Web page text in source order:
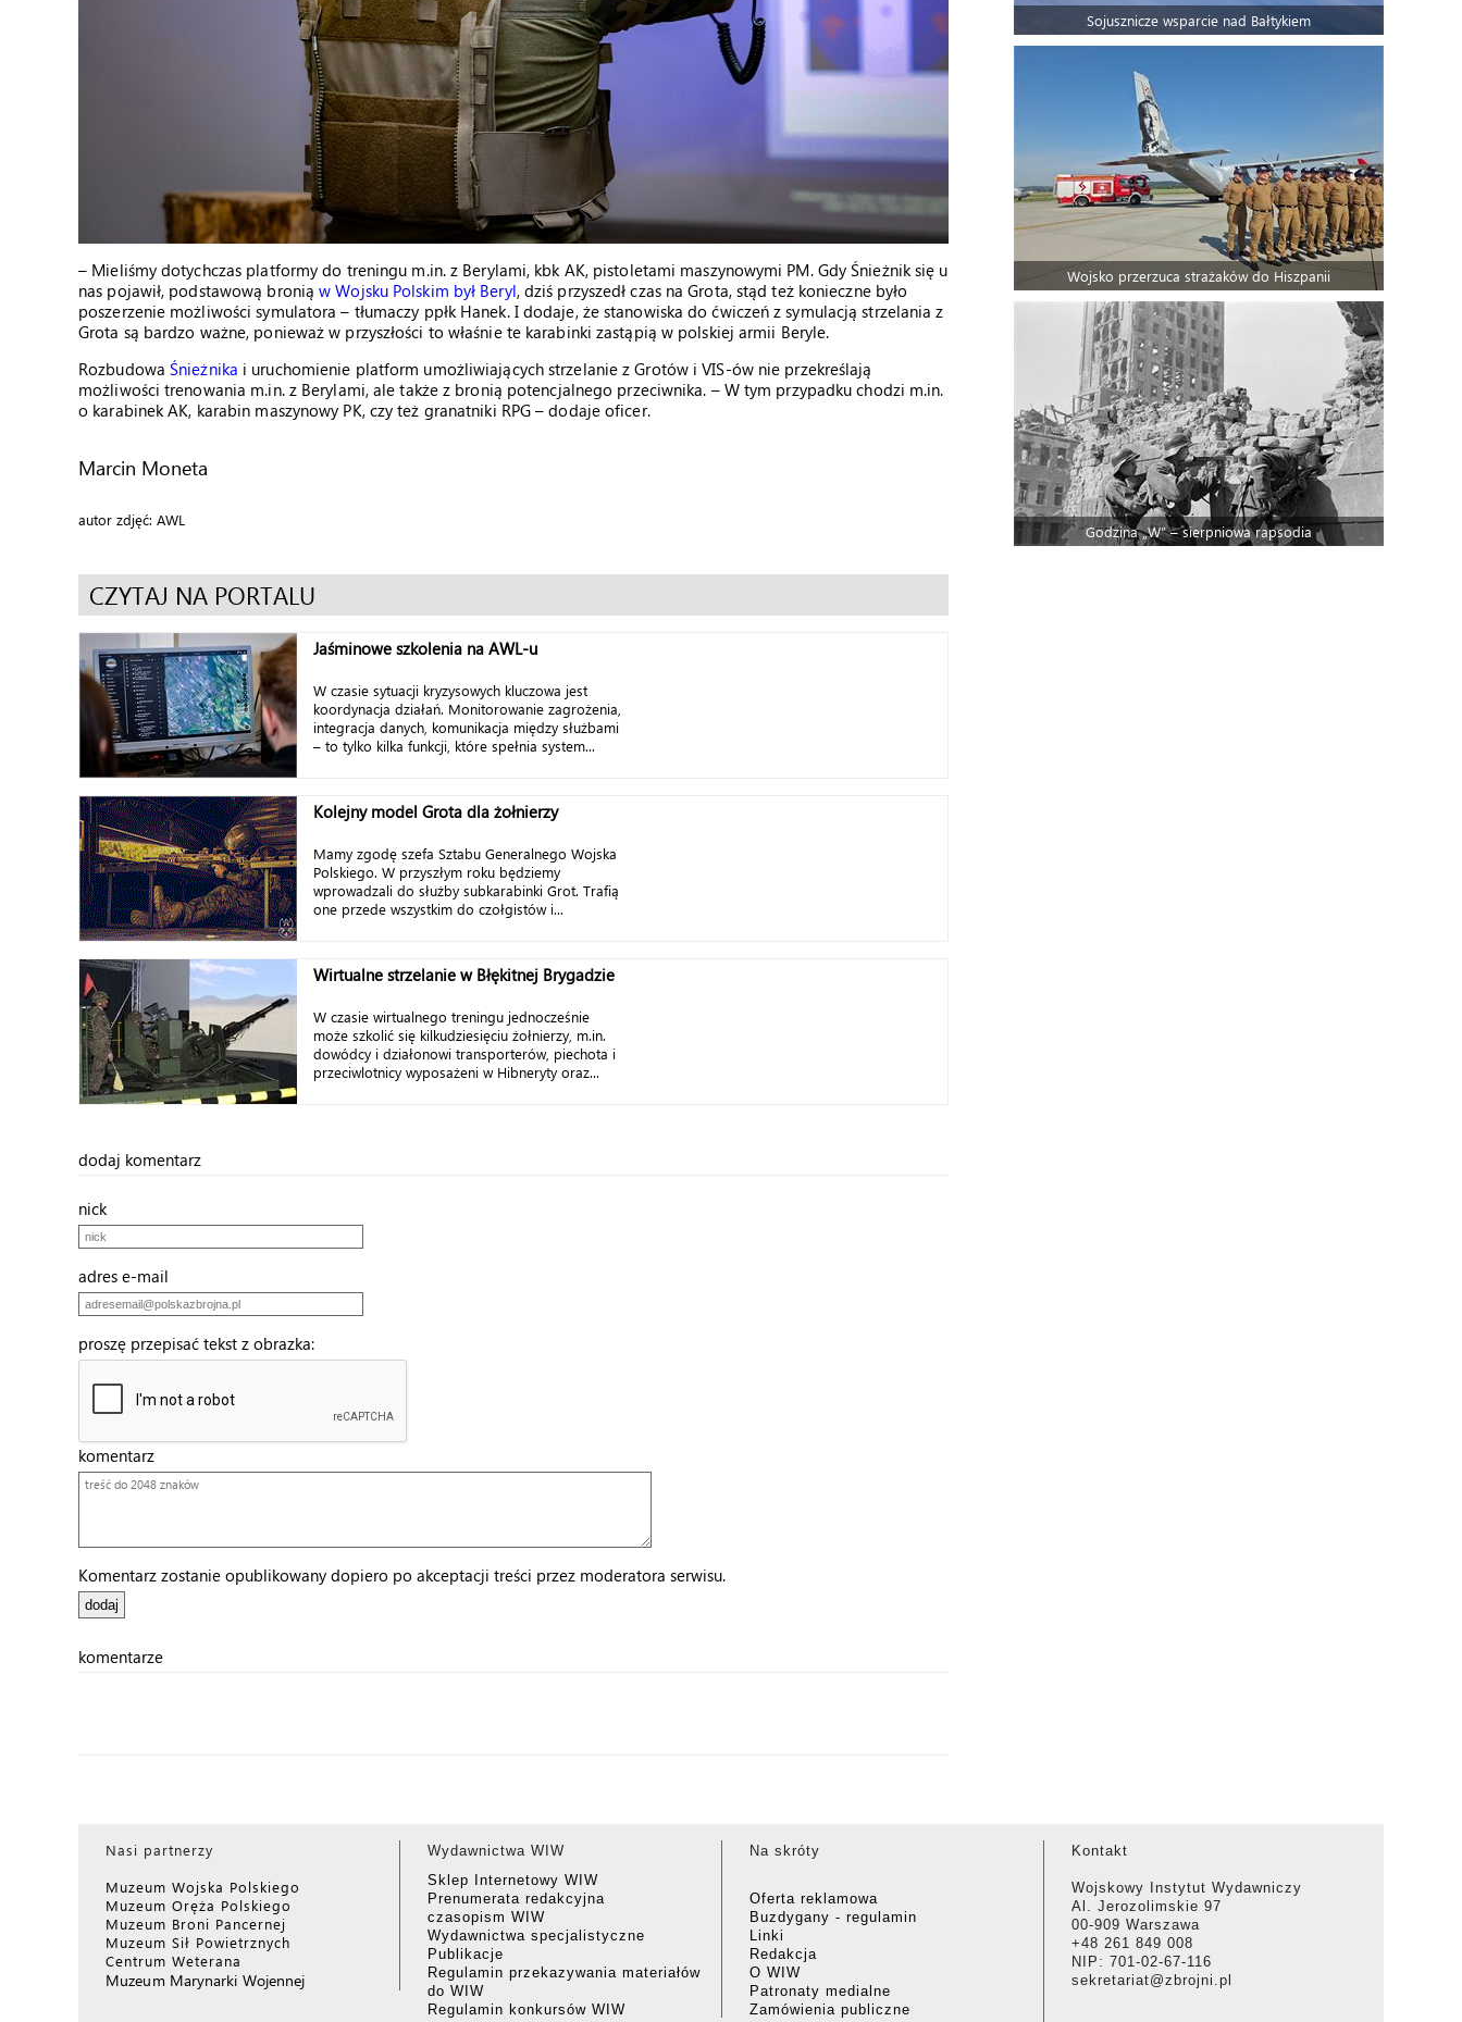
– Mieliśmy dotychczas platformy do treningu m.in. z Berylami, kbk AK, pistoletami maszynowymi PM. Gdy Śnieżnik się u
nas pojawił, podstawową broniąw Wojsku Polskim był Beryl, dziś przyszedł czas na Grota, stąd też konieczne było
poszerzenie możliwości symulatora – tłumaczy ppłk Hanek. I dodaje, że stanowiska do ćwiczeń z symulacją strzelania z
Grota są bardzo ważne, ponieważ w przyszłości to właśnie te karabinki zastąpią w polskiej armii Beryle.
Rozbudowa Śnieżnika i uruchomienie platform umożliwiających strzelanie z Grotów i VIS-ów nie przekreślają
możliwości trenowania m.in. z Berylami, ale także z bronią potencjalnego przeciwnika. – W tym przypadku chodzi m.in.
o karabinek AK, karabin maszynowy PK, czy też granatniki RPG – dodaje oficer.
Marcin Moneta
autor zdjęć: AWL
CZYTAJ NA PORTALU
Jaśminowe szkolenia na AWL-u
W czasie sytuacji kryzysowych kluczowa jest
koordynacja działań. Monitorowanie zagrożenia,
integracja danych, komunikacja między służbami
– to tylko kilka funkcji, które spełnia system...
Kolejny model Grota dla żołnierzy
Mamy zgodę szefa Sztabu Generalnego Wojska
Polskiego. W przyszłym roku będziemy
wprowadzali do służby subkarabinki Grot. Trafią
one przede wszystkim do czołgistów i...
Wirtualne strzelanie w Błękitnej Brygadzie
W czasie wirtualnego treningu jednocześnie
może szkolić się kilkudziesięciu żołnierzy, m.in.
dowódcy i działonowi transporterów, piechota i
przeciwlotnicy wyposażeni w Hibneryty oraz...
dodaj komentarz
nick
adres e-mail
proszę przepisać tekst z obrazka:
komentarz
Komentarz zostanie opublikowany dopiero po akceptacji treści przez moderatora serwisu.
komentarze
Sojusznicze wsparcie nad Bałtykiem
Wojsko przerzuca strażaków do Hiszpanii
Godzina „W” – sierpniowa rapsodia
Nasi partnerzy
Muzeum Wojska Polskiego
Muzeum Oręża Polskiego
Muzeum Broni Pancernej
Muzeum Sił Powietrznych
Centrum Weterana
Muzeum Marynarki Wojennej
Wydawnictwa WIW
Sklep Internetowy WIW
Prenumerata redakcyjna
czasopism WIW
Wydawnictwa specjalistyczne
Publikacje
Regulamin przekazywania materiałów
do WIW
Regulamin konkursów WIW
Na skróty
Oferta reklamowa
Buzdygany - regulamin
Linki
Redakcja
O WIW
Patronaty medialne
Zamówienia publiczne
Kontakt
Wojskowy Instytut Wydawniczy
Al. Jerozolimskie 97
00-909 Warszawa
+48 261 849 008
NIP: 701-02-67-116
sekretariat@zbrojni.pl